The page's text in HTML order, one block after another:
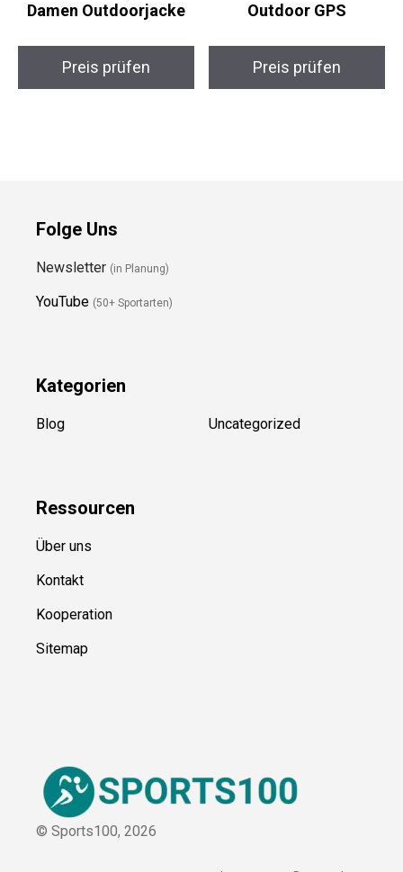
Damen Outdoorjacke
Preis prüfen
Outdoor GPS
Preis prüfen
Folge Uns
Newsletter (in Planung)
YouTube (50+ Sportarten)
Kategorien
Blog Uncategorized
Ressourcen
Über uns
Kontakt
Kooperation
Sitemap
© Sports100, 2026